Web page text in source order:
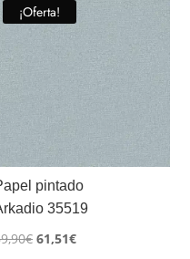
¡Oferta!
pintado
35519
€ El
61,51€El